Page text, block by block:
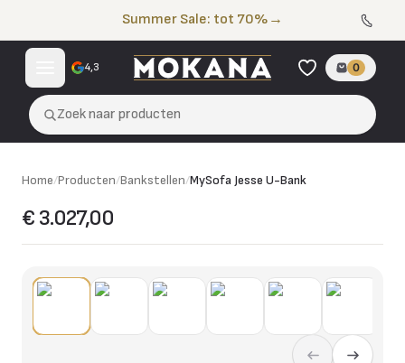
Summer Sale: tot 70% →
4,3 0
Zoek naar producten
Home/Producten/Bankstellen/MySofa Jesse U-Bank
€ 3.027,00